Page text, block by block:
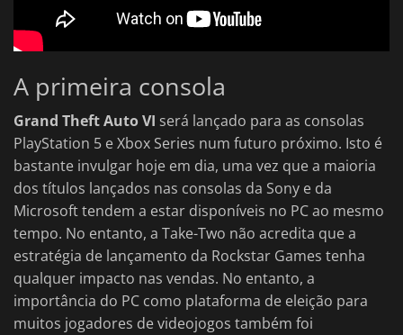
A primeira consola
Grand Theft Auto VI será lançado para as consolas
PlayStation 5 e Xbox Series num futuro próximo. Isto é
bastante invulgar hoje em dia, uma vez que a maioria
dos títulos lançados nas consolas da Sony e da
Microsoft tendem a estar disponíveis no PC ao mesmo
tempo. No entanto, a Take-Two não acredita que a
estratégia de lançamento da Rockstar Games tenha
qualquer impacto nas vendas. No entanto, a
importância do PC como plataforma de eleição para
muitos jogadores de videojogos também foi